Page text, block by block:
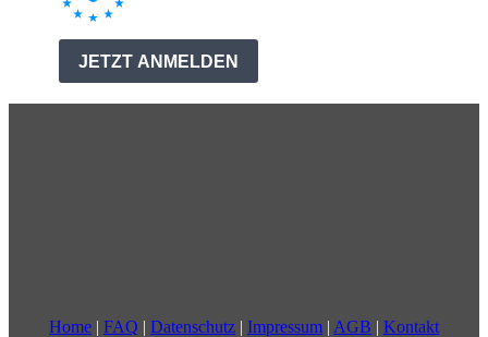
Home | FAQ | Datenschutz | Impressum | AGB | Kontakt